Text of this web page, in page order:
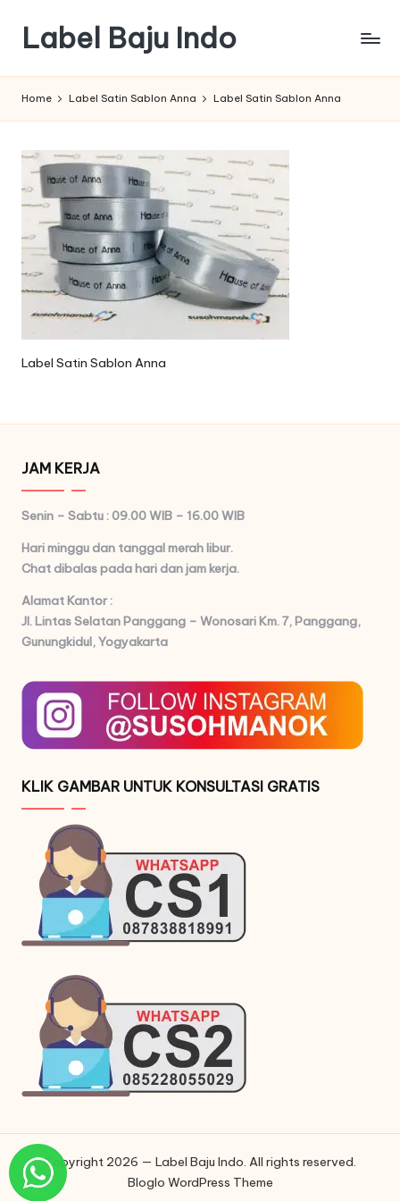
content
Label Baju Indo
Home Label Satin Sablon Anna Label Satin Sablon Anna
Label Satin Sablon Anna
JAM KERJA
Senin – Sabtu : 09.00 WIB – 16.00 WIB
Hari minggu dan tanggal merah libur.
Chat dibalas pada hari dan jam kerja.
Alamat Kantor :
Jl. Lintas Selatan Panggang – Wonosari Km. 7, Panggang,
Gunungkidul, Yogyakarta
KLIK GAMBAR UNTUK KONSULTASI GRATIS
Copyright 2026 — Label Baju Indo. All rights reserved.
Bloglo WordPress Theme
Phone
Phone
WhatsApp
Instagram